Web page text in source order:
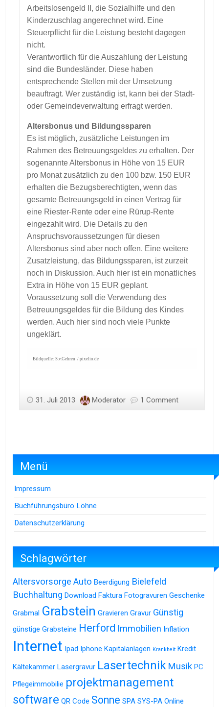
Arbeitslosengeld II, die Sozialhilfe und den
Kinderzuschlag angerechnet wird. Eine
Steuerpflicht für die Leistung besteht dagegen
nicht.
Verantwortlich für die Auszahlung der Leistung
sind die Bundesländer. Diese haben
entsprechende Stellen mit der Umsetzung
beauftragt. Wer zuständig ist, kann bei der Stadt-
oder Gemeindeverwaltung erfragt werden.
Altersbonus und Bildungssparen
Es ist möglich, zusätzliche Leistungen im
Rahmen des Betreuungsgeldes zu erhalten. Der
sogenannte Altersbonus in Höhe von 15 EUR
pro Monat zusätzlich zu den 100 bzw. 150 EUR
erhalten die Bezugsberechtigten, wenn das
gesamte Betreuungsgeld in einen Vertrag für
eine Riester-Rente oder eine Rürup-Rente
eingezahlt wird. Die Details zu den
Anspruchsvoraussetzungen für diesen
Altersbonus sind aber noch offen. Eine weitere
Zusatzleistung, das Bildungssparen, ist zurzeit
noch in Diskussion. Auch hier ist ein monatliches
Extra in Höhe von 15 EUR geplant.
Voraussetzung soll die Verwendung des
Betreuungsgeldes für die Bildung des Kindes
werden. Auch hier sind noch viele Punkte
ungeklärt.
Bildquelle: S.v.Gehren / pixelio.de
31. Juli 2013 Moderator 1 Comment
Menü
Impressum
Buchführungsbüro Löhne
Datenschutzerklärung
Schlagwörter
Altersvorsorge Auto Beerdigung Bielefeld
Buchhaltung Download Faktura Fotogravuren Geschenke
Grabmal Grabstein Gravieren Gravur Günstig
günstige Grabsteine Herford Immobilien Inflation
Internet Ipad Iphone Kapitalanlagen Krankheit Kredit
Kältekammer Lasergravur Lasertechnik Musik PC
Pflegeimmobilie projektmanagement
software QR Code Sonne SPA SYS-PA Online